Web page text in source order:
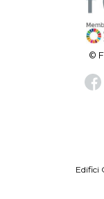
©
Edifici